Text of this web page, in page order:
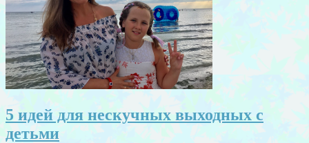
5 идей для нескучных выходных с
детьми